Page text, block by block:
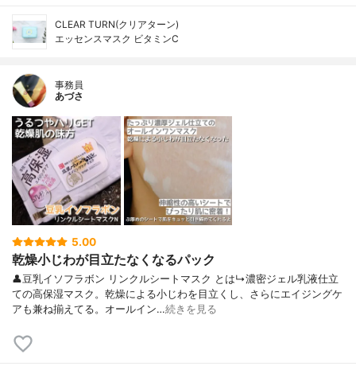
CLEAR TURN(クリアターン)
エッセンスマスク ビタミンC
事務員
あづさ
5.00
乾燥小じわが目立たなくなるパック
👤豆乳イソフラボン リンクルシートマスク とは↳濃密ジェル乳液仕立
ての高保湿マスク。乾燥による小じわを目立くし、さらにエイジングケ
アも兼ね揃えてる。オールイン…続きを見る